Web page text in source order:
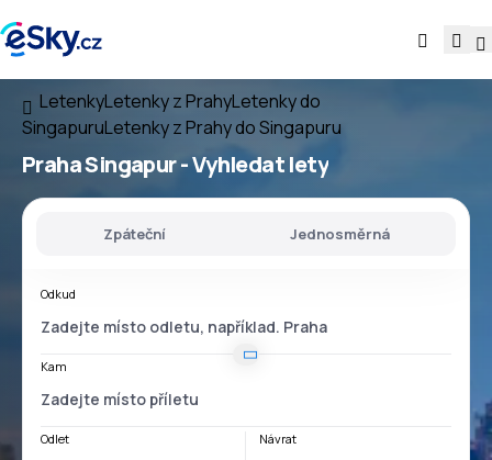
LetenkyLetenky z PrahyLetenky do
SingapuruLetenky z Prahy do Singapuru
Praha Singapur- Vyhledat lety
Zpáteční Jednosměrná
Odkud
Kam
Odlet Návrat